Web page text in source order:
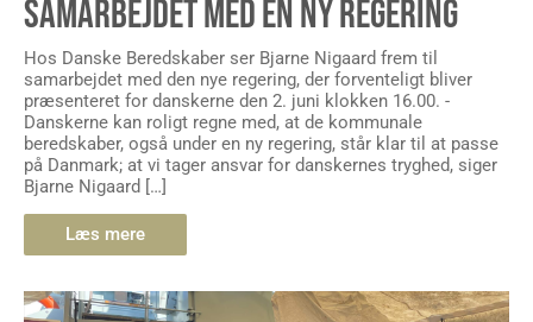
SAMARBEJDET MED EN NY REGERING
Hos Danske Beredskaber ser Bjarne Nigaard frem til
samarbejdet med den nye regering, der forventeligt bliver
præsenteret for danskerne den 2. juni klokken 16.00. -
Danskerne kan roligt regne med, at de kommunale
beredskaber, også under en ny regering, står klar til at passe
på Danmark; at vi tager ansvar for danskernes tryghed, siger
Bjarne Nigaard […]
Læs mere